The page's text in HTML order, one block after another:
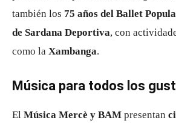
también los 75 años del Ballet
de Sardana Deportiva, con
como la Xambanga.
Música para todos los
El Música Mercè y BAM presentan